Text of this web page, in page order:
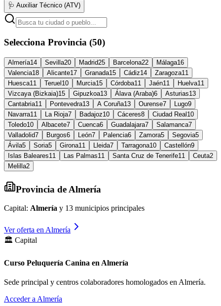
🩺 Auxiliar Técnico (ATV)
Selecciona Provincia (50)
Almería14 Sevilla20 Madrid25 Barcelona22 Málaga16
Valencia18 Alicante17 Granada15 Cádiz14 Zaragoza11
Huesca11 Teruel 10 Murcia15 Córdoba11 Jaén11 Huelva11
Vizcaya (Bizkaia)15 Gipuzkoa13 Álava (Araba)6 Asturias13
Cantabria11 Pontevedra13 A Coruña13 Ourense7 Lugo9
Navarra11 La Rioja7 Badajoz10 Cáceres8 Ciudad Real 10
Toledo10 Albacete7 Cuenca6 Guadalajara7 Salamanca7
Valladolid7 Burgos6 León7 Palencia6 Zamora5 Segovia5
Ávila5 Soria5 Girona11 Lleida7 Tarragona10 Castellón9
Islas Baleares11 Las Palmas11 Santa Cruz de Tenerife11 Ceuta2
Melilla2
Provincia de Almería
Capital: Almería y 13 municipios principales
Ver oferta en Almería
🏛️ Capital
Curso Peluquería Canina en Almería
Sede principal y centros colaboradores homologados en Almería.
Acceder a Almería